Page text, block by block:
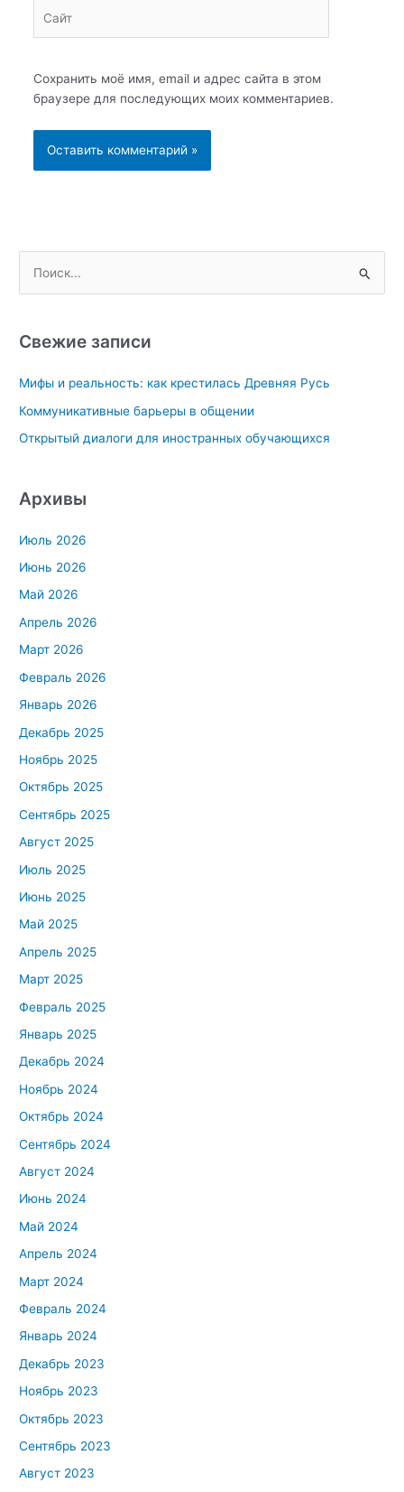
Сохранить моё имя, email и адрес сайта в этом
браузере для последующих моих комментариев.
с
:
Свежие записи
Мифы и реальность: как крестилась Древняя Русь
Коммуникативные барьеры в общении
Открытый диалоги для иностранных обучающихся
Архивы
Июль 2026
Июнь 2026
Май 2026
Апрель 2026
Март 2026
Февраль 2026
Январь 2026
Декабрь 2025
Ноябрь 2025
Октябрь 2025
Сентябрь 2025
Август 2025
Июль 2025
Июнь 2025
Май 2025
Апрель 2025
Март 2025
Февраль 2025
Январь 2025
Декабрь 2024
Ноябрь 2024
Октябрь 2024
Сентябрь 2024
Август 2024
Июнь 2024
Май 2024
Апрель 2024
Март 2024
Февраль 2024
Январь 2024
Декабрь 2023
Ноябрь 2023
Октябрь 2023
Сентябрь 2023
Август 2023